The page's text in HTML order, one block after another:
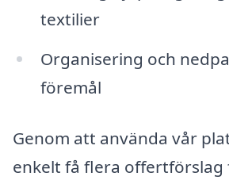
textilier
Organisering och
föremål
Genom att använda vår
enkelt få flera offertförslag